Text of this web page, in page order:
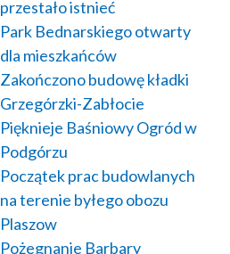
przestało istnieć
Park Bednarskiego otwarty
dla mieszkańców
Zakończono budowę kładki
Grzegórzki-Zabłocie
Pięknieje Baśniowy Ogród w
Podgórzu
Początek prac budowlanych
na terenie byłego obozu
Plaszow
Pożegnanie Barbary